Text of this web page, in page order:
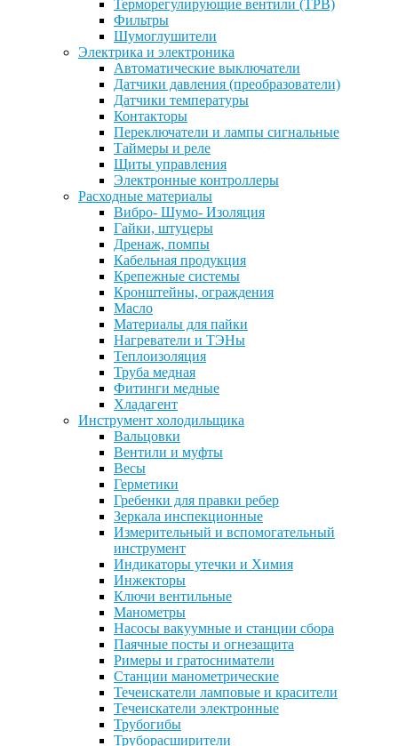
Терморегулирующие вентили (ТРВ)
Фильтры
Шумоглушители
Электрика и электроника
Автоматические выключатели
Датчики давления (преобразователи)
Датчики температуры
Контакторы
Переключатели и лампы сигнальные
Таймеры и реле
Щиты управления
Электронные контроллеры
Расходные материалы
Вибро- Шумо- Изоляция
Гайки, штуцеры
Дренаж, помпы
Кабельная продукция
Крепежные системы
Кронштейны, ограждения
Масло
Материалы для пайки
Нагреватели и ТЭНы
Теплоизоляция
Труба медная
Фитинги медные
Хладагент
Инструмент холодильщика
Вальцовки
Вентили и муфты
Весы
Герметики
Гребенки для правки ребер
Зеркала инспекционные
Измерительный и вспомогательный
инструмент
Индикаторы утечки и Химия
Инжекторы
Ключи вентильные
Манометры
Насосы вакуумные и станции сбора
Паячные посты и огнезащита
Римеры и гратосниматели
Станции манометрические
Течеискатели ламповые и красители
Течеискатели электронные
Трубогибы
Труборасширители